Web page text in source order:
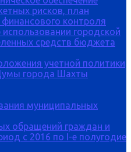
рисков, план
финансового контроля
городской
средств бюджета
учетной политики
города Шахты
муниципальных
обращений граждан и
с 2016 по I-е полугодие